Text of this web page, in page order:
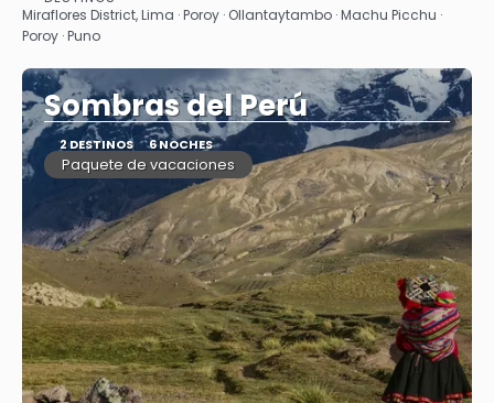
Ver
Miraflores District, Lima · Poroy · Ollantaytambo · Machu Picchu ·
Poroy · Puno
Sombras del Perú
2 DESTINOS 6 NOCHES
Paquete de vacaciones